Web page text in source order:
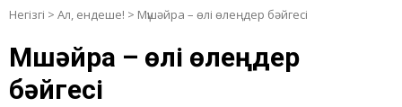
Негізгі > Ал, ендеше! > Мүшəйра – өлі өлеңдер бəйгесі
Мүшəйра – өлі өлеңдер
бəйгесі